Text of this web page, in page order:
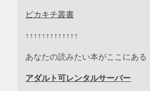
ピカキチ叢書
↑↑↑↑↑↑↑↑↑↑↑↑↑
あなたの読みたい本がここにある
アダルト可レンタルサーバー